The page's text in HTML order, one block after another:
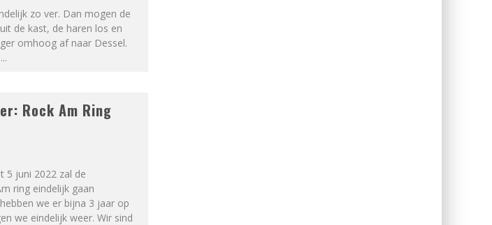
zo ver. Dan mogen de
de kast, de haren los en
omhoog af naar Dessel.
...
Rock Am Ring
5 juni 2022 zal de
ring eindelijk gaan
we er bijna 3 jaar op
we eindelijk weer. Wir sind